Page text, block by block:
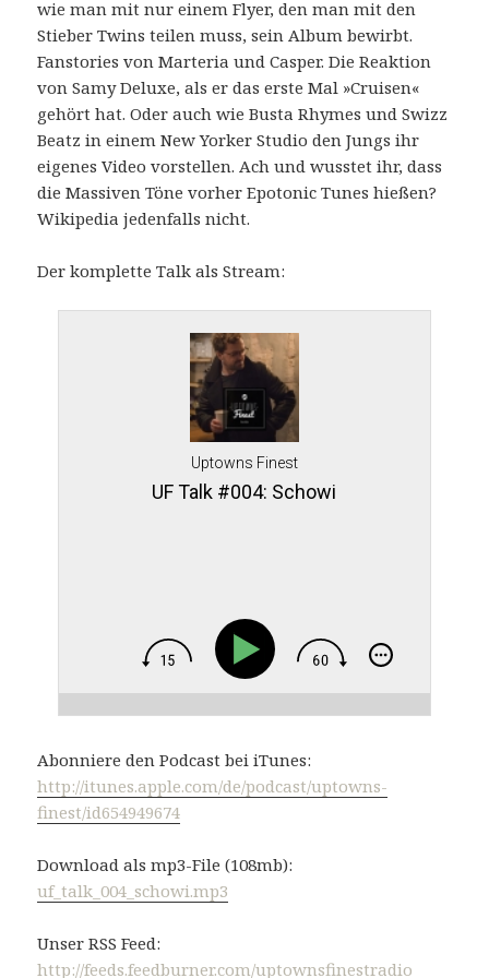
wie man mit nur einem Flyer, den man mit den
Stieber Twins teilen muss, sein Album bewirbt.
Fanstories von Marteria und Casper. Die Reaktion
von Samy Deluxe, als er das erste Mal »Cruisen«
gehört hat. Oder auch wie Busta Rhymes und Swizz
Beatz in einem New Yorker Studio den Jungs ihr
eigenes Video vorstellen. Ach und wusstet ihr, dass
die Massiven Töne vorher Epotonic Tunes hießen?
Wikipedia jedenfalls nicht.
Der komplette Talk als Stream:
Uptowns Finest
UF Talk #004: Schowi
Abonniere den Podcast bei iTunes:
http://itunes.apple.com/de/podcast/uptowns-
finest/id654949674
Download als mp3-File (108mb):
uf_talk_004_schowi.mp3
Unser RSS Feed:
http://feeds.feedburner.com/uptownsfinestradio